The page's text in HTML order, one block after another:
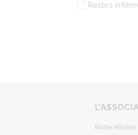
Restez
Notre Mission